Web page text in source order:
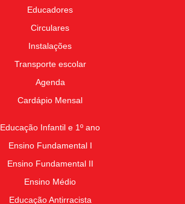
Educadores
Circulares
Instalações
Transporte escolar
Agenda
Cardápio Mensal
Educação Infantil e 1º ano
Ensino Fundamental I
Ensino Fundamental II
Ensino Médio
Educação Antirracista